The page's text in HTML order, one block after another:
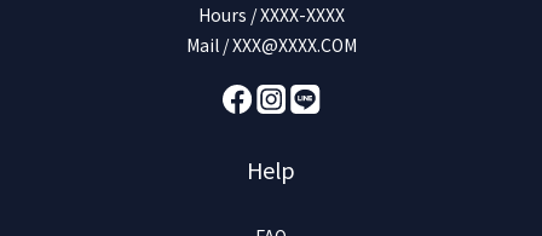
Hours / XXXX-XXXX
Mail / XXX@XXXX.COM
Help